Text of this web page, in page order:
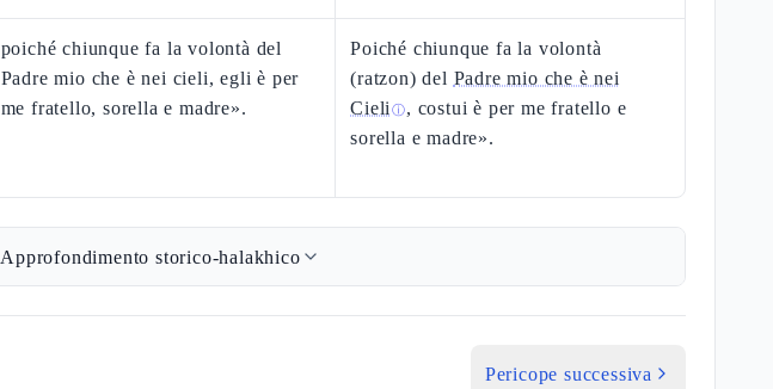
poiché chiunque fa la volontà del
Padre mio che è nei cieli, egli è per
me fratello, sorella e madre».
Poiché chiunque fa la volontà
(ratzon) del Padre mio che è nei
Cieli ⓘ, costui è per me fratello e
sorella e madre».
Approfondimento storico-halakhico
Pericope successiva